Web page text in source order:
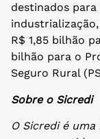
destinados
R$ 1,85 bilhão
bilhão para o
Seguro Rural
Sobre o Sicredi
O Sicredi é